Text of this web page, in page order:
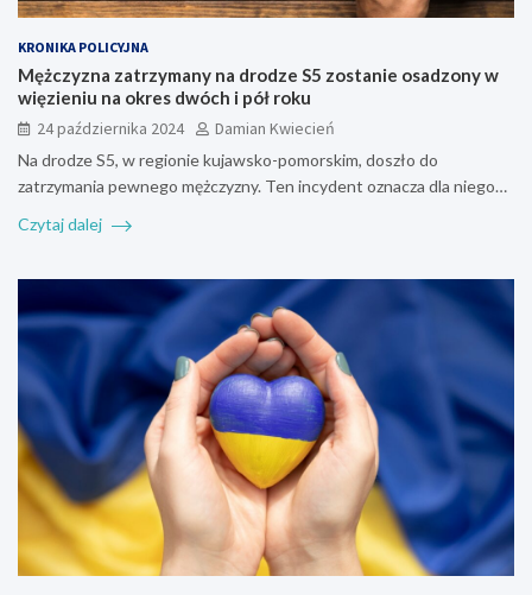
KRONIKA POLICYJNA
Mężczyzna zatrzymany na drodze S5 zostanie osadzony w
więzieniu na okres dwóch i pół roku
24 października 2024
Damian Kwiecień
Na drodze S5, w regionie kujawsko-pomorskim, doszło do
zatrzymania pewnego mężczyzny. Ten incydent oznacza dla niego…
Czytaj dalej